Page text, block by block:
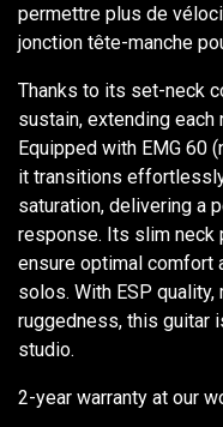
permettre plus de
jonction tête-manche
Thanks to its set-neck
sustain, extending
Equipped with EMG 60
it transitions
saturation, delivering a
response. Its slim neck
ensure optimal comfort
solos. With ESP
ruggedness, this guitar
studio.
2-year warranty at our